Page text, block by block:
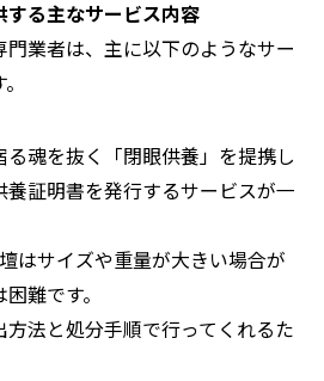
る主なサービス内容
業者は、主に以下のようなサー
る魂を抜く「閉眼供養」を提携し
証明書を発行するサービスが一
はサイズや重量が大きい場合が
難です。
法と処分手順で行ってくれるた